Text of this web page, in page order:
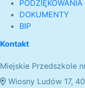
PODZIĘKOWANIA
DOKUMENTY
BIP
Kontakt
Miejskie Przedszkole
Wiosny Ludów 17,